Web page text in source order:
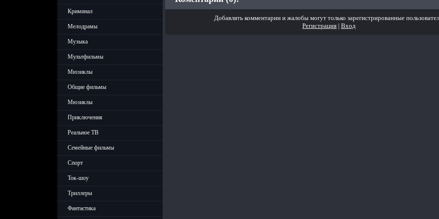
Криминал
Мелодрамы
Музыка
Мультфильмы
Мюзиклы
Общие фильмы
Мюзиклы
Приключения
Реальное ТВ
Семейные фильмы
Спорт
Ток-шоу
Триллеры
Фантастика
Добавлять комментарии и жалобы могут только зарегистрированные
Регистрация |Вход